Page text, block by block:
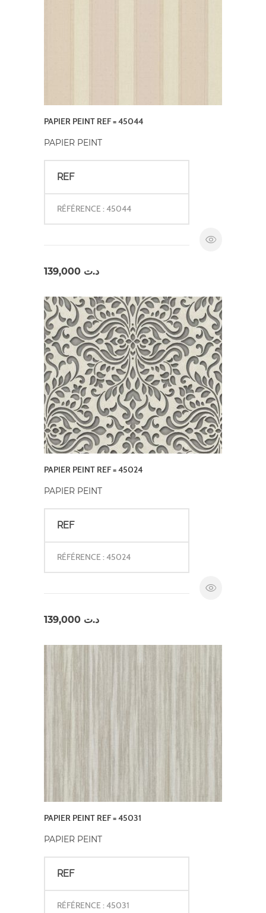
PAPIER PEINT REF = 45044
PAPIER PEINT
REF
RÉFÉRENCE : 45044
د.ت
PAPIER PEINT REF = 45024
PAPIER PEINT
REF
RÉFÉRENCE : 45024
د.ت
PAPIER PEINT REF = 45031
PAPIER PEINT
REF
RÉFÉRENCE : 45031